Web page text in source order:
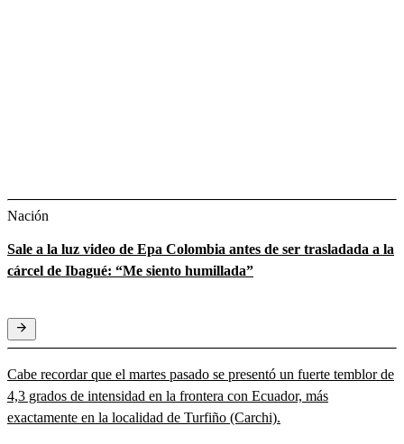
Nación
Sale a la luz video de Epa Colombia antes de ser trasladada a la
cárcel de Ibagué: “Me siento humillada”
Cabe recordar que el martes pasado se presentó un fuerte temblor de
4,3 grados de intensidad en la frontera con Ecuador, más
exactamente en la localidad de Turfiño (Carchi).